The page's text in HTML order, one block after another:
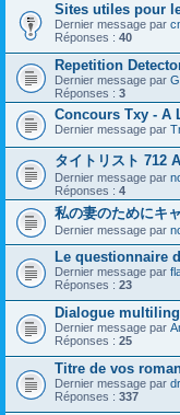
Sites utiles pour
Dernier message par
Réponses : 40
Repetition
Dernier message par
Réponses : 3
Concours Txy - A
Dernier message par
タイトリスト 712
Dernier message par
Réponses : 4
私の妻のためにキ
Dernier message par
Le questionnaire
Dernier message par
Réponses : 23
Dialogue
Dernier message par
Réponses : 25
Titre de vos
Dernier message par
Réponses : 337